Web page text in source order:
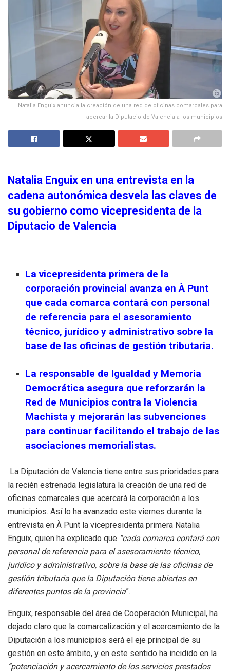
Natalia Enguix anuncia la creación de una red de oficinas comarcales para
acercar la Diputacio de Valencia a los municipios
Natalia Enguix en una entrevista en la
cadena autonómica desvela las claves de
su gobierno como vicepresidenta de la
Diputacio de Valencia
La vicepresidenta primera de la
corporación provincial avanza en À Punt
que cada comarca contará con personal
de referencia para el asesoramiento
técnico, jurídico y administrativo sobre la
base de las oficinas de gestión tributaria.
La responsable de Igualdad y Memoria
Democrática asegura que reforzarán la
Red de Municipios contra la Violencia
Machista y mejorarán las subvenciones
para continuar facilitando el trabajo de las
asociaciones memorialistas.
La Diputación de Valencia tiene entre sus prioridades para
la recién estrenada legislatura la creación de una red de
oficinas comarcales que acercará la corporación a los
municipios. Así lo ha avanzado este viernes durante la
entrevista en À Punt la vicepresidenta primera Natalia
Enguix, quien ha explicado que “cada comarca contará con
personal de referencia para el asesoramiento técnico,
jurídico y administrativo, sobre la base de las oficinas de
gestión tributaria que la Diputación tiene abiertas en
diferentes puntos de la provincia”.
Enguix, responsable del área de Cooperación Municipal, ha
dejado claro que la comarcalización y el acercamiento de la
Diputación a los municipios será el eje principal de su
gestión en este ámbito, y en este sentido ha incidido en la
“potenciación y acercamiento de los servicios prestados